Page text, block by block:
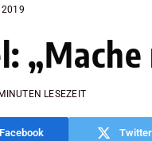
2019
LESEZEIT
Facebook Twitter